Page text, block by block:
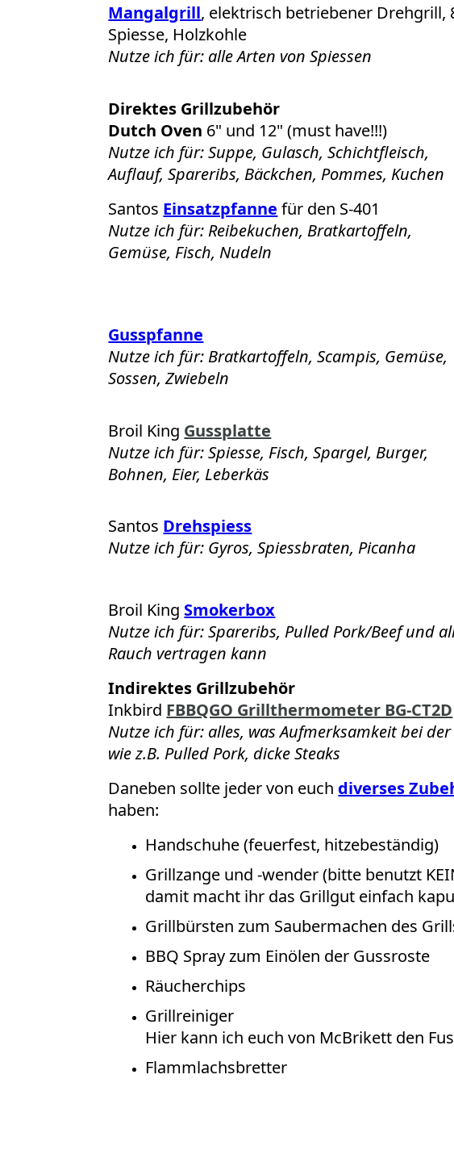
Mangalgrill, elektrisch betriebener Drehgrill,
Spiesse, Holzkohle
Nutze ich für: alle Arten von Spiessen
Direktes Grillzubehör
Dutch Oven 6" und 12" (must have!!!)
Nutze ich für: Suppe, Gulasch, Schichtfleisch,
Auflauf, Spareribs, Bäckchen, Pommes, Kuchen
Santos Einsatzpfanne für den S-401
Nutze ich für: Reibekuchen, Bratkartoffeln,
Gemüse, Fisch, Nudeln
Gusspfanne
Nutze ich für: Bratkartoffeln, Scampis, Gemüse,
Sossen, Zwiebeln
Broil King Gussplatte
Nutze ich für: Spiesse, Fisch, Spargel, Burger,
Bohnen, Eier, Leberkäs
Santos Drehspiess
Nutze ich für: Gyros, Spiessbraten, Picanha
Broil King Smokerbox
Nutze ich für: Spareribs, Pulled Pork/Beef und
Rauch vertragen kann
Indirektes Grillzubehör
Inkbird FBBQGO Grillthermometer BG-CT2D
Nutze ich für: alles, was Aufmerksamkeit bei
wie z.B. Pulled Pork, dicke Steaks
Daneben sollte jeder von euch diverses
haben:
Handschuhe (feuerfest, hitzebeständig)
Grillzange und -wender (bitte benutzt
damit macht ihr das Grillgut einfach
Grillbürsten zum Saubermachen des
BBQ Spray zum Einölen der Gussroste
Räucherchips
Grillreiniger
Hier kann ich euch von McBrikett den
Flammlachsbretter